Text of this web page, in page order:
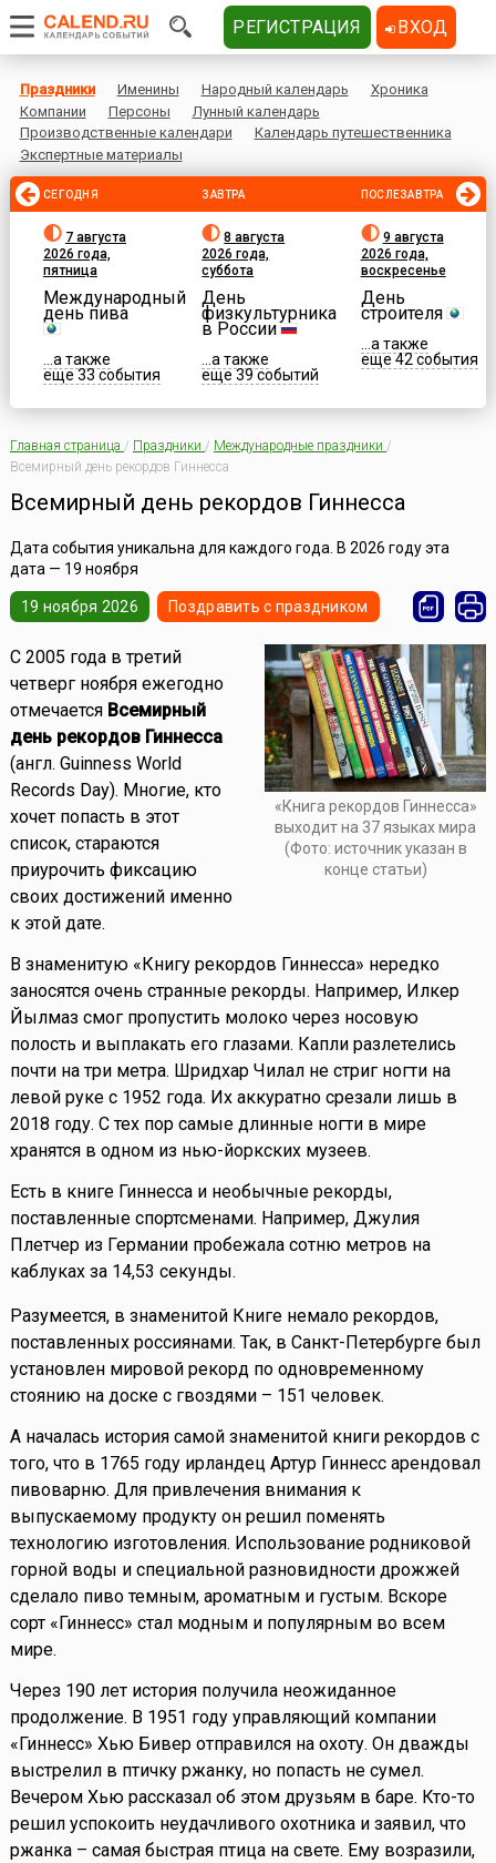
Праздники Именины Народный календарь
Хроника
Компании
Персоны
Лунный календарь
Производственные календари
Календарь путешественника
Экспертные материалы
СЕГОДНЯ
7 августа
2026 года,
пятница
Международный
день пива
...а также
еще 33 события
ЗАВТРА
8 августа
2026 года,
суббота
День
физкультурника
в России
...а также
еще 39 событий
ПОСЛЕЗАВТРА
9 августа
2026 года,
воскресенье
День
строителя
...а также
еще 42 события
Главная страница / Праздники / Международные праздники /
Всемирный день рекордов Гиннесса
Всемирный день рекордов Гиннесса
Дата события уникальна для каждого года. В 2026 году эта
дата — 19 ноября
19 ноября 2026 Поздравить с праздником
«Книга рекордов Гиннесса»
выходит на 37 языках мира
(Фото: источник указан в
конце статьи)
С 2005 года в третий
четверг ноября ежегодно
отмечается Всемирный
день рекордов Гиннесса
(англ. Guinness World
Records Day). Многие, кто
хочет попасть в этот
список, стараются
приурочить фиксацию
своих достижений именно
к этой дате.
В знаменитую «Книгу рекордов Гиннесса» нередко
заносятся очень странные рекорды. Например, Илкер
Йылмаз смог пропустить молоко через носовую
полость и выплакать его глазами. Капли разлетелись
почти на три метра. Шридхар Чилал не стриг ногти на
левой руке с 1952 года. Их аккуратно срезали лишь в
2018 году. С тех пор самые длинные ногти в мире
хранятся в одном из нью-йоркских музеев.
Есть в книге Гиннесса и необычные рекорды,
поставленные спортсменами. Например, Джулия
Плетчер из Германии пробежала сотню метров на
каблуках за 14,53 секунды.
Разумеется, в знаменитой Книге немало рекордов,
поставленных россиянами. Так, в Санкт-Петербурге был
установлен мировой рекорд по одновременному
стоянию на доске с гвоздями – 151 человек.
А началась история самой знаменитой книги рекордов с
того, что в 1765 году ирландец Артур Гиннесс арендовал
пивоварню. Для привлечения внимания к
выпускаемому продукту он решил поменять
технологию изготовления. Использование родниковой
горной воды и специальной разновидности дрожжей
сделало пиво темным, ароматным и густым. Вскоре
сорт «Гиннесс» стал модным и популярным во всем
мире.
Через 190 лет история получила неожиданное
продолжение. В 1951 году управляющий компании
«Гиннесс» Хью Бивер отправился на охоту. Он дважды
выстрелил в птичку ржанку, но попасть не сумел.
Вечером Хью рассказал об этом друзьям в баре. Кто-то
решил успокоить неудачливого охотника и заявил, что
ржанка – самая быстрая птица на свете. Ему возразили,
РЕГИСТРАЦИЯ ВХОД